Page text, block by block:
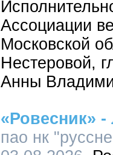
Ассоциации
Московской
Нестеровой,
Анны
«Ровесник» -
пао нк